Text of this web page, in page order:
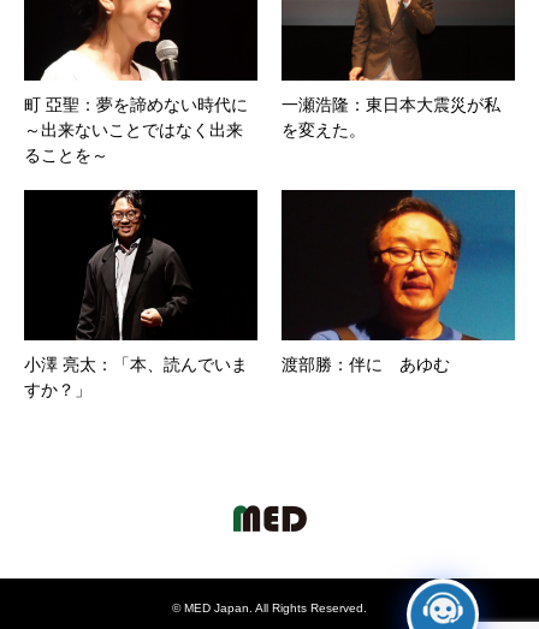
町 亞聖：夢を諦めない時代に
～出来ないことではなく出来
ることを～
一瀬浩隆：東日本大震災が私
を変えた。
小澤 亮太：「本、読んでいま
すか？」
渡部勝：伴に あゆむ
©MED Japan . All Rights Reserved.